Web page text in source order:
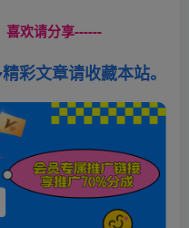
喜欢请分享------
彩文章请收藏本站。